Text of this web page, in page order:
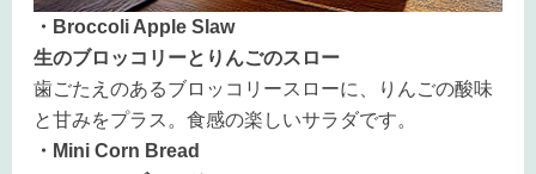
・Broccoli Apple Slaw
生のブロッコリーとりんごのスロー
歯ごたえのあるブロッコリースローに、りんごの酸味
と甘みをプラス。食感の楽しいサラダです。
・Mini Corn Bread